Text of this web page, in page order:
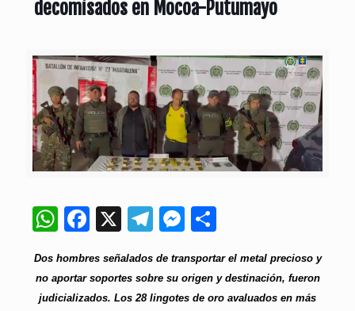
decomisados en Mocoa-Putumayo
WhatsApp
Facebook
X Telegram
Messenger
Dos hombres señalados de transportar el metal precioso y
no aportar soportes sobre su origen y destinación, fueron
judicializados. Los 28 lingotes de oro avaluados en más